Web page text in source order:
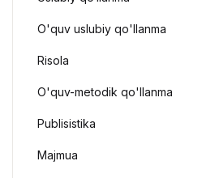
O'quv uslubiy qo'llanma
Risola
O'quv-metodik qo'llanma
Publisistika
Majmua